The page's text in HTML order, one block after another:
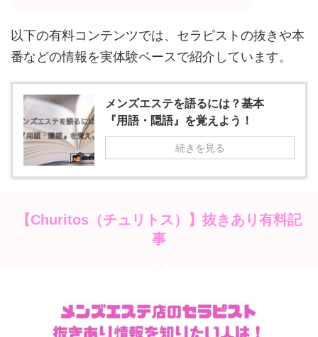
以下の有料コンテンツでは、セラピストの抜きや本
番などの情報を実体験ベースで紹介しています。
メンズエステを語るには？基本
『用語・隠語』を覚えよう！
続きを見る
【Churitos（チュリトス）】 抜きあり有料記
事